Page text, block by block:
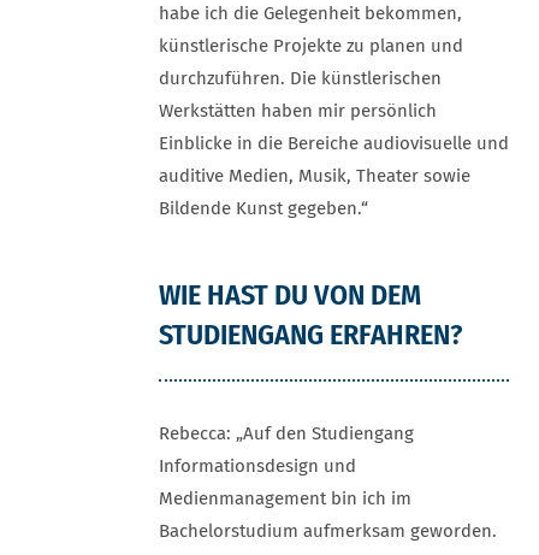
habe ich die Gelegenheit bekommen,
künstlerische Projekte zu planen und
durchzuführen. Die künstlerischen
Werkstätten haben mir persönlich
Einblicke in die Bereiche audiovisuelle und
auditive Medien, Musik, Theater sowie
Bildende Kunst gegeben.“
WIE HAST DU VON DEM
STUDIENGANG ERFAHREN?
Rebecca: „Auf den Studiengang
Informationsdesign und
Medienmanagement bin ich im
Bachelorstudium aufmerksam geworden.